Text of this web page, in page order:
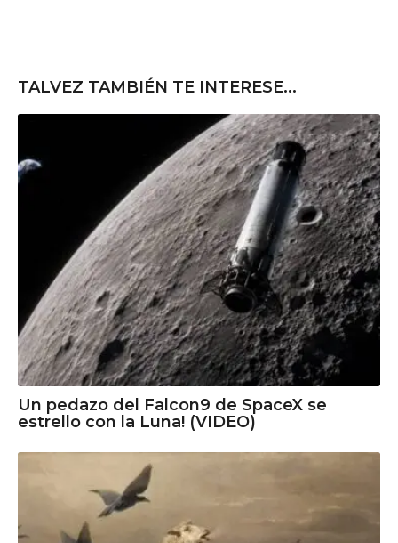
TALVEZ TAMBIÉN TE INTERESE...
Un pedazo del Falcon9 de SpaceX se
estrello con la Luna! (VIDEO)